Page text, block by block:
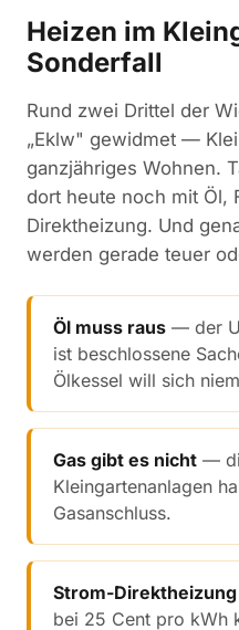
Heizen im
Sonderfall
Rund zwei Drittel der
„Eklw" gewidmet —
ganzjähriges Wohnen.
dort heute noch mit Öl,
Direktheizung. Und
werden gerade teuer
Öl muss raus — der
ist beschlossene
Ölkessel will sich
Gas gibt es nicht —
Kleingartenanlagen
Gasanschluss.
Strom-
bei 25 Cent pro kWh